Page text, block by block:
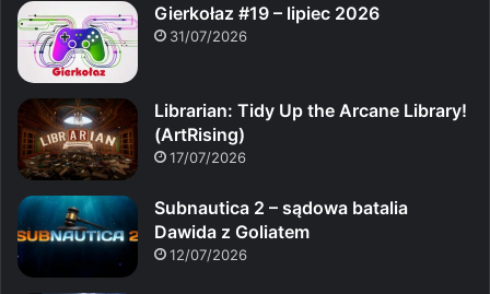
Gierkołaz #19 – lipiec 2026
31/07/2026
Librarian: Tidy Up the Arcane Library!
(ArtRising)
17/07/2026
Subnautica 2 – sądowa batalia
Dawida z Goliatem
12/07/2026